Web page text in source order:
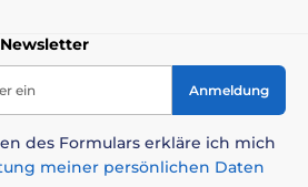
ein Anmeldung
des Formulars erkläre ich mich
meiner persönlichen Daten